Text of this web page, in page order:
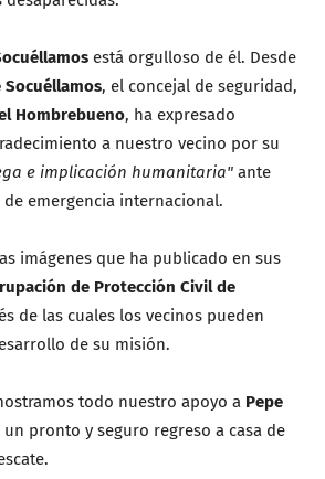
está orgulloso de él. Desde
, el concejal de seguridad,
Hombrebueno, ha expresado
a nuestro vecino por su
e implicación humanitaria" ante
de emergencia internacional.
imágenes que ha publicado en sus
de Protección Civil de
de las cuales los vecinos pueden
de su misión.
todo nuestro apoyo a Pepe
un pronto y seguro regreso a casa de